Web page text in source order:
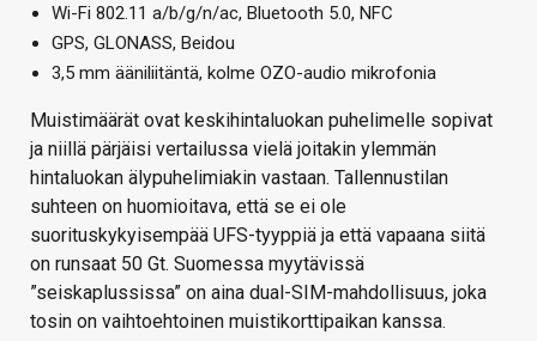
Wi-Fi 802.11 a/b/g/n/ac, Bluetooth 5.0, NFC
GPS, GLONASS, Beidou
3,5 mm ääniliitäntä, kolme OZO-audio mikrofonia
Muistimäärät ovat keskihintaluokan puhelimelle sopivat
ja niillä pärjäisi vertailussa vielä joitakin ylemmän
hintaluokan älypuhelimiakin vastaan. Tallennustilan
suhteen on huomioitava, että se ei ole
suorituskykyisempää UFS-tyyppiä ja että vapaana siitä
on runsaat 50 Gt. Suomessa myytävissä
”seiskaplussissa” on aina dual-SIM-mahdollisuus, joka
tosin on vaihtoehtoinen muistikorttipaikan kanssa.